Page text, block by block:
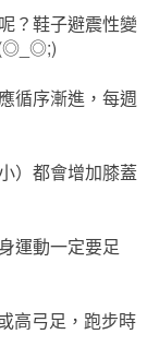
？鞋子避震性變
(◎_◎;)
循序漸進，每週
）都會增加膝蓋
運動一定要足
高弓足，跑步時